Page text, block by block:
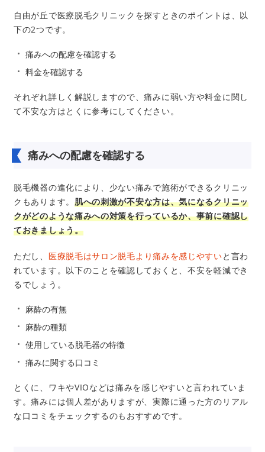
自由が丘で医療脱毛クリニックを探すときのポイントは、以
下の2つです。
痛みへの配慮を確認する
料金を確認する
それぞれ詳しく解説しますので、痛みに弱い方や料金に関し
て不安な方はとくに参考にしてください。
痛みへの配慮を確認する
脱毛機器の進化により、少ない痛みで施術ができるクリニッ
クもあります。 肌への刺激が不安な方は、気になるクリニッ
クがどのような痛みへの対策を行っているか、事前に確認し
ておきましょう。
ただし、 医療脱毛はサロン脱毛より痛みを感じやすいと言わ
れています。以下のことを確認しておくと、不安を軽減でき
るでしょう。
麻酔の有無
麻酔の種類
使用している脱毛器の特徴
痛みに関する口コミ
とくに、ワキやVIOなどは痛みを感じやすいと言われていま
す。痛みには個人差がありますが、実際に通った方のリアル
な口コミをチェックするのもおすすめです。